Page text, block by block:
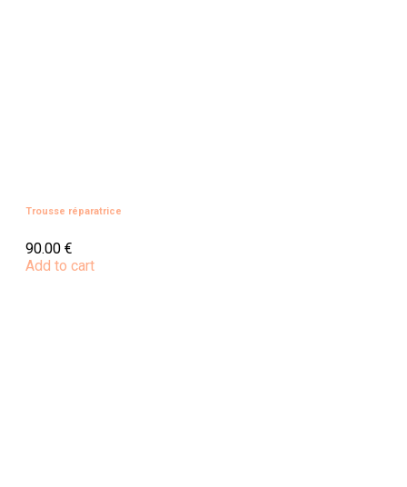
Trousse réparatrice
90.00 €
Add to cart